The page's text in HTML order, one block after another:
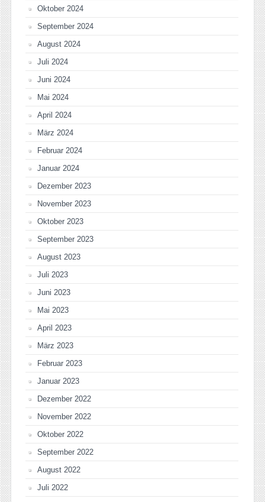
Oktober 2024
September 2024
August 2024
Juli 2024
Juni 2024
Mai 2024
April 2024
März 2024
Februar 2024
Januar 2024
Dezember 2023
November 2023
Oktober 2023
September 2023
August 2023
Juli 2023
Juni 2023
Mai 2023
April 2023
März 2023
Februar 2023
Januar 2023
Dezember 2022
November 2022
Oktober 2022
September 2022
August 2022
Juli 2022